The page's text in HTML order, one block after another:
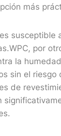
más
susceptible
por
la
sin el
de